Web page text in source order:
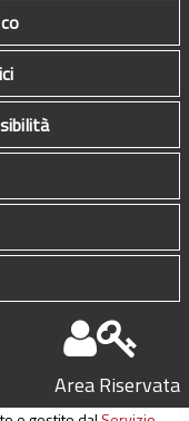
Area Riservata